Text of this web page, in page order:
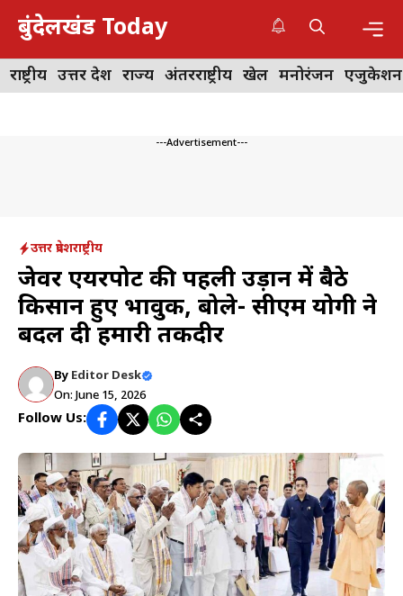
Skip
content
बुंदेलखंड Today
राष्ट्रीय उत्तर प्रदेश राज्य अंतरराष्ट्रीय खेल मनोरंजन एजुकेशन
---Advertisement---
उत्तर प्रदेशराष्ट्रीय
जेवर एयरपोर्ट की पहली उड़ान में बैठे
किसान हुए भावुक, बोले- सीएम योगी ने
बदल दी हमारी तकदीर
By Editor Desk
On: June 15, 2026
Follow Us: